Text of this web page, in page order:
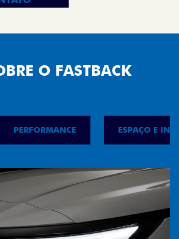
O FASTBACK
PERFORMANCE ESPAÇO E